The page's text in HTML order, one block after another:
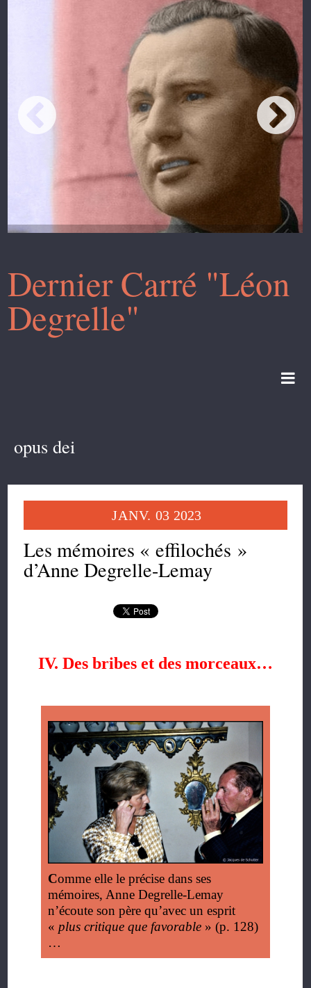
Dernier Carré "Léon
Degrelle"
opus dei
JANV. 03 2023
Les mémoires « effilochés »
d’Anne Degrelle-Lemay
IV. Des bribes et des morceaux…
Comme elle le précise dans ses
mémoires, Anne Degrelle-Lemay
n’écoute son père qu’avec un esprit
« plus critique que favorable » (p. 128)
…